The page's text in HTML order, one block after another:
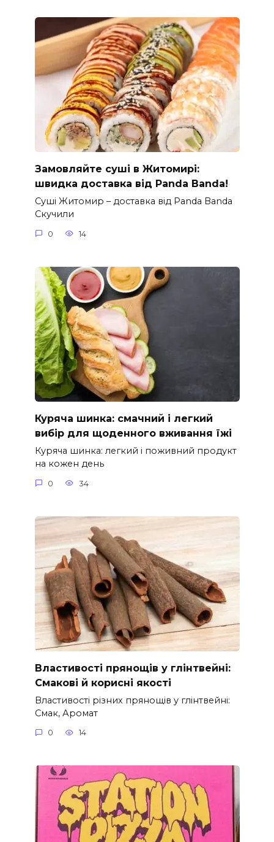
Замовляйте суші в Житомирі:
швидка доставка від Panda Banda!
Суші Житомир – доставка від Panda Banda
Скучили
0 14
Куряча шинка: смачний і легкий
вибір для щоденного вживання їжі
Куряча шинка: легкий і поживний продукт
на кожен день
0 34
Властивості прянощів у глінтвейні:
Смакові й корисні якості
Властивості різних прянощів у глінтвейні:
Смак, Аромат
0 14